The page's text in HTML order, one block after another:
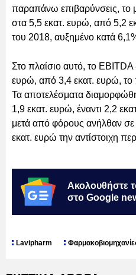
παραπάνω επιβαρύνσεις, το
στα 5,5 εκατ. ευρώ, από 5,2
του 2018, αυξημένο κατά
Στο πλαίσιο αυτό, το
ευρώ, από 3,4 εκατ. ευρώ,
Τα αποτελέσματα
1,9 εκατ. ευρώ, έναντι 2,2
μετά από φόρους ανήλθαν σε
εκατ. ευρώ την αντίστοιχη
Ακολουθήστε
στο Google
Lavipharm